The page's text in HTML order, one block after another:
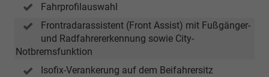
Fahrprofilauswahl
Frontradarassistent (Front Assist) mit Fußgänger-
und Radfahrererkennung sowie City-
Notbremsfunktion
Isofix-Verankerung auf dem Beifahrersitz